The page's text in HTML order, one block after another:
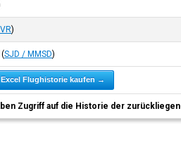
)
(SJD / MMSD)
Excel Flughistorie kaufen →
Zugriff auf die Historie der